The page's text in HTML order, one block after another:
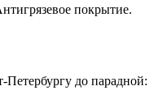
покрытие.
Петербургу до парадной: